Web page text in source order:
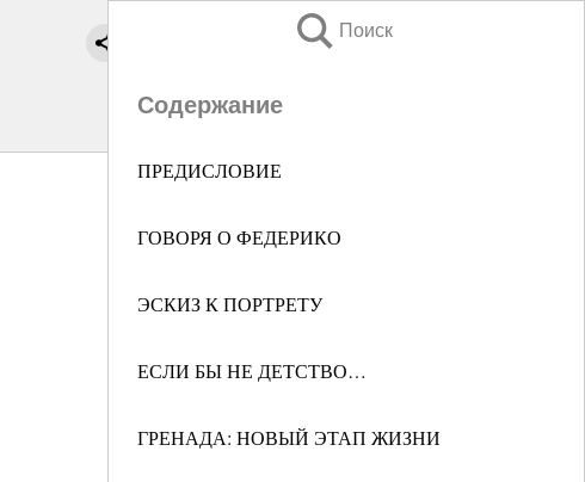
Поиск
Содержание
ПРЕДИСЛОВИЕ
ГОВОРЯ О ФЕДЕРИКО
ЭСКИЗ К ПОРТРЕТУ
ЕСЛИ БЫ НЕ ДЕТСТВО…
ГРЕНАДА: НОВЫЙ ЭТАП ЖИЗНИ